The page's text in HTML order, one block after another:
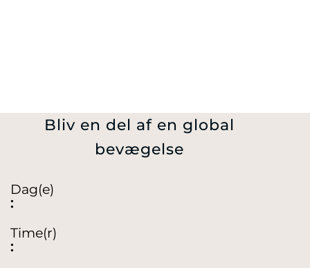
Bliv en del af en global
bevægelse
Dag(e)
:
Time(r)
: